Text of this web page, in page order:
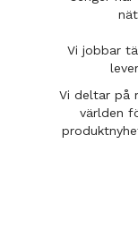
Vi jobbar
Vi deltar på
världen